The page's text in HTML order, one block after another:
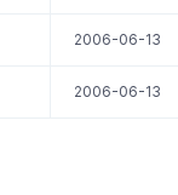
2006-06-13
2006-06-13